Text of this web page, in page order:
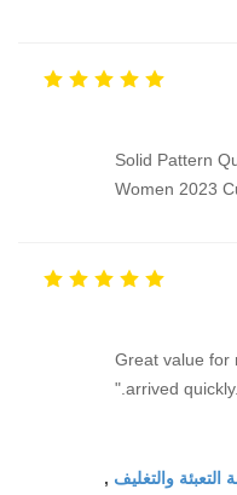
Solid Pattern
Women 2023
"Great value
arrived
التعبئة والتغليف ,